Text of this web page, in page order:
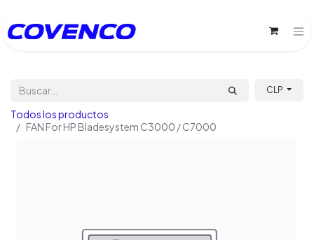
CLP
Todos los productos
FAN For HP Bladesystem C3000 / C7000